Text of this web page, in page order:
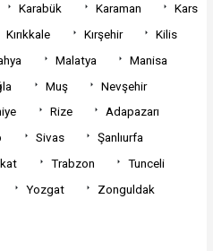
Karabük Karaman
Kars
Kırıkkale Kırşehir
Kilis
Malatya
Manisa
Muş
Nevşehir
Rize
Adapazarı
Sivas
Şanlıurfa
Trabzon
Tunceli
Yozgat
Zonguldak